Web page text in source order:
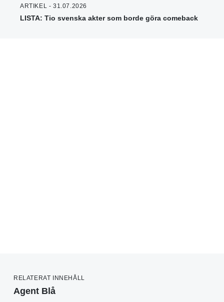
ARTIKEL - 31.07.2026
LISTA: Tio svenska akter som borde göra comeback
RELATERAT INNEHÅLL
Agent Blå